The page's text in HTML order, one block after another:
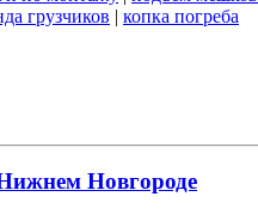
грузчиков | копка погреба
Новгороде